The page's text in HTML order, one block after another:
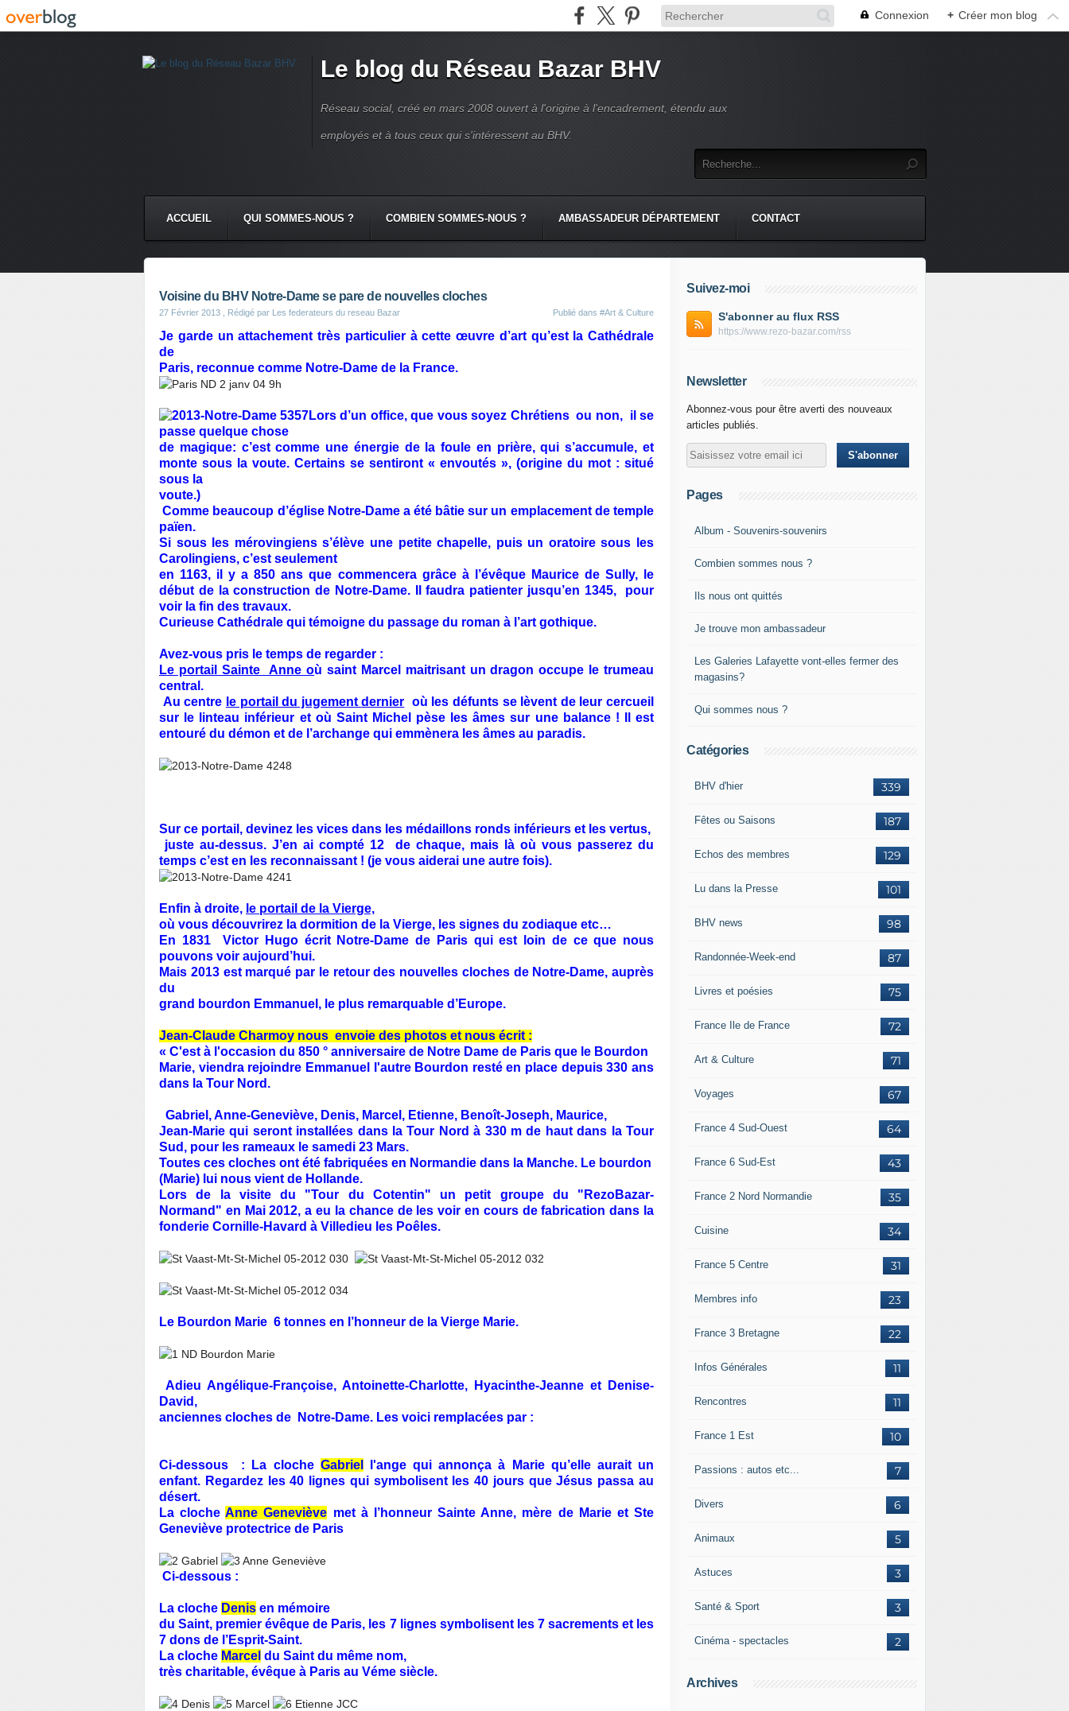
Connexion + Créer mon blog
Le blog du Réseau Bazar BHV
Réseau social, créé en mars 2008 ouvert à l'origine à l'encadrement, étendu aux
employés et à tous ceux qui s'intéressent au BHV.
ACCUEIL QUI SOMMES-NOUS ? COMBIEN SOMMES-NOUS ? AMBASSADEUR DÉPARTEMENT CONTACT
Voisine du BHV Notre-Dame se pare de nouvelles cloches
27 Février 2013 , Rédigé par Les federateurs du reseau Bazar Publié dans #Art & Culture
Je garde un attachement très particulier à cette œuvre d’art qu’est la Cathédrale
de
Paris, reconnue comme Notre-Dame de la France.
Lors d’un office, que vous soyez Chrétiens ou non, il se
passe quelque chose
de magique: c’est comme une énergie de la foule en prière, qui s’accumule, et
monte sous la voute. Certains se sentiront « envoutés », (origine du mot : situé
sous la
voute.)
Comme beaucoup d’église Notre-Dame a été bâtie sur un emplacement de temple
païen.
Si sous les mérovingiens s’élève une petite chapelle, puis un oratoire sous les
Carolingiens, c’est seulement
en 1163, il y a 850 ans que commencera grâce à l’évêque Maurice de Sully, le
début de la construction de Notre-Dame. Il faudra patienter jusqu’en 1345, pour
voir la fin des travaux.
Curieuse Cathédrale qui témoigne du passage du roman à l’art gothique.
Avez-vous pris le temps de regarder :
Le portail Sainte Anne où saint Marcel maitrisant un dragon occupe le trumeau
central.
Au centre le portail du jugementdernier où les défunts se lèvent de leur cercueil
sur le linteau inférieur et où Saint Michel pèse les âmes sur une balance ! Il est
entouré du démon et de l’archange qui emmènera les âmes au paradis.
Sur ce portail, devinez les vices dans les médaillons ronds inférieurs et les vertus,
juste au-dessus. J’en ai compté 12 de chaque, mais là où vous passerez du
temps c’est en les reconnaissant ! (je vous aiderai une autre fois).
Enfin à droite, le portail de la Vierge,
où vous découvrirez la dormition de la Vierge, les signes du zodiaque etc…
En 1831 Victor Hugo écrit Notre-Dame de Paris qui est loin de ce que nous
pouvons voir aujourd’hui.
Mais 2013 est marqué par le retour des nouvelles cloches de Notre-Dame, auprès
du
grand bourdon Emmanuel, le plus remarquable d’Europe.
Jean-Claude Charmoy nous envoie des photos et nous écrit :
« C'est à l'occasion du 850 ° anniversaire de Notre Dame de Paris que le Bourdon
Marie, viendra rejoindre Emmanuel l'autre Bourdon resté en place depuis 330 ans
dans la Tour Nord.
Gabriel, Anne-Geneviève, Denis, Marcel, Etienne, Benoît-Joseph, Maurice,
Jean-Marie qui seront installées dans la Tour Nord à 330 m de haut dans la Tour
Sud, pour les rameaux le samedi 23 Mars.
Toutes ces cloches ont été fabriquées en Normandie dans la Manche. Le bourdon
(Marie) lui nous vient de Hollande.
Lors de la visite du "Tour du Cotentin" un petit groupe du "RezoBazar-
Normand" en Mai2012, a eu la chance de les voir en cours de fabrication dans la
fonderie Cornille-Havard à Villedieu les Poêles.
Le Bourdon Marie 6 tonnes en l’honneur de la Vierge Marie.
Adieu Angélique-Françoise, Antoinette-Charlotte, Hyacinthe-Jeanne et Denise-
David,
anciennes cloches de Notre-Dame. Les voici remplacées par :
Ci-dessous : La cloche Gabriel l'angequi annonça à Marie qu’elle aurait un
enfant. Regardez les 40 lignes qui symbolisent les 40 jours que Jésus passa au
désert.
La clocheAnne Geneviève met à
l’honneur Sainte Anne, mère de Marie et Ste
Geneviève protectrice de Paris
Ci-dessous :
La cloche Denis en mémoire
du Saint, premier évêque de Paris, les 7 lignes symbolisent les 7 sacrements et les
7 dons de l’Esprit-Saint.
La cloche Marcel du Saint du même nom,
très charitable, évêque à Paris au Véme siècle.
Suivez-moi
S'abonner au flux RSS
https://www.rezo-bazar.com/rss
Newsletter
Abonnez-vous pour être averti des nouveaux
articles publiés.
Pages
Album - Souvenirs-souvenirs
Combien sommes nous ?
Ils nous ont quittés
Je trouve mon ambassadeur
Les Galeries Lafayette vont-elles fermer des
magasins?
Qui sommes nous ?
Catégories
339
BHV d'hier
187
Fêtes ou Saisons
129
Echos des membres
101
Lu dans la Presse
98
BHV news
87
Randonnée-Week-end
75
Livres et poésies
72
France Ile de France
71
Art & Culture
67
Voyages
64
France 4 Sud-Ouest
43
France 6 Sud-Est
35
France 2 Nord Normandie
34
Cuisine
31
France 5 Centre
23
Membres info
22
France 3 Bretagne
11
Infos Générales
11
Rencontres
10
France 1 Est
7
Passions : autos etc...
6
Divers
5
Animaux
3
Astuces
3
Santé & Sport
2
Cinéma - spectacles
Archives